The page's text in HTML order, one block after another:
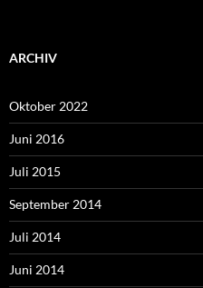
ARCHIV
Oktober 2022
Juni 2016
Juli 2015
September 2014
Juli 2014
Juni 2014